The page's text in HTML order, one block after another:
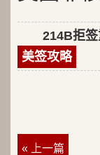
214B拒
美签攻略
« 上一篇